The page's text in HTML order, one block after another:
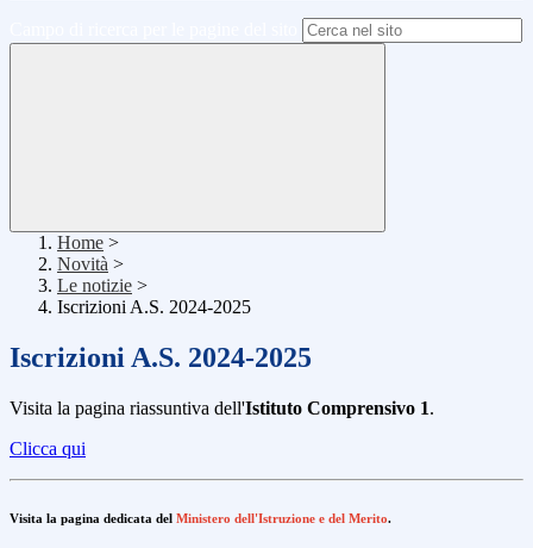
Home >
Novità >
Le notizie >
Iscrizioni A.S. 2024-2025
Iscrizioni A.S. 2024-2025
Visita la pagina riassuntiva dell'Istituto Comprensivo 1.
Clicca qui
Visita la pagina dedicata del Ministero dell'Istruzione e del Merito.